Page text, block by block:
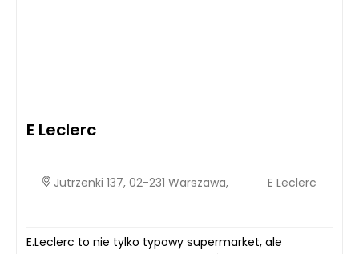
E Leclerc
Jutrzenki 137, 02-231 Warszawa, E Leclerc
E.Leclerc to nie tylko typowy supermarket, ale